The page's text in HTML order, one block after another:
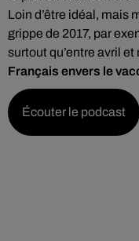
Loin d’être idéal, mais
grippe de 2017, par
surtout qu’entre avril et
Français envers le
Écouter le podcast